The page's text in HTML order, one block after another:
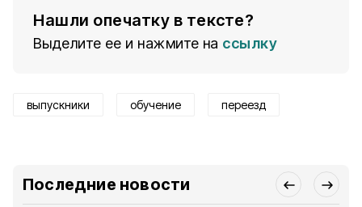
Нашли опечатку в тексте?
Выделите ее и нажмите на ссылку
выпускники обучение переезд
Последние новости